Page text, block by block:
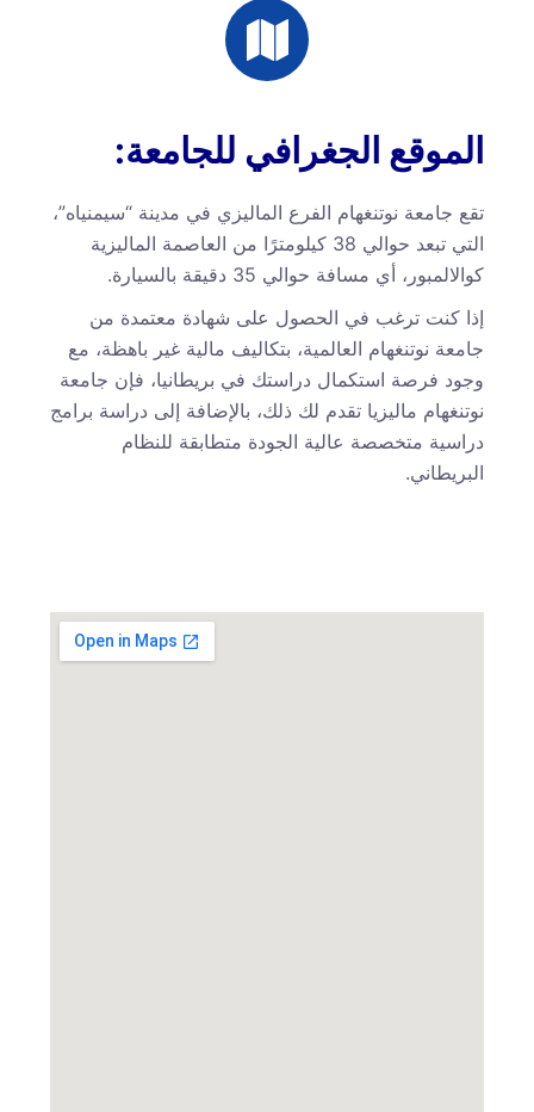
الموقع الجغرافي للجامعة:
تقع جامعة نوتنغهام الفرع الماليزي في مدينة “سيمنياه”،
التي تبعد حوالي 38 كيلومترًا من العاصمة الماليزية
كوالالمبور، أي مسافة حوالي 35 دقيقة بالسيارة.
إذا كنت ترغب في الحصول على شهادة معتمدة من
جامعة نوتنغهام العالمية، بتكاليف مالية غير باهظة، مع
وجود فرصة استكمال دراستك في بريطانيا، فإن جامعة
نوتنغهام ماليزيا تقدم لك ذلك، بالإضافة إلى دراسة برامج
دراسية متخصصة عالية الجودة متطابقة للنظام
البريطاني.